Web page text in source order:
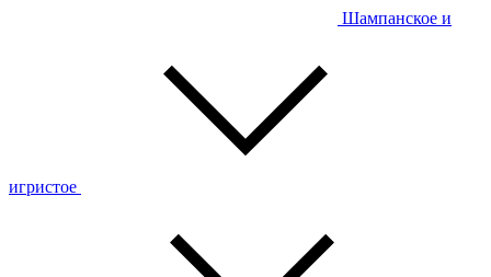
Шампанское и
игристое